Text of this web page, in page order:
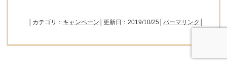
│カテゴリ： キャンペーン │更新日：2019/10/25│ パーマリンク